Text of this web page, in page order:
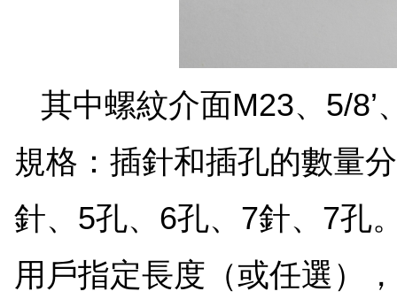
其中螺紋介面M23、5/8’
規格：插針和插孔的數量
針、5孔、6孔、7針、7孔
用戶指定長度（或任選）